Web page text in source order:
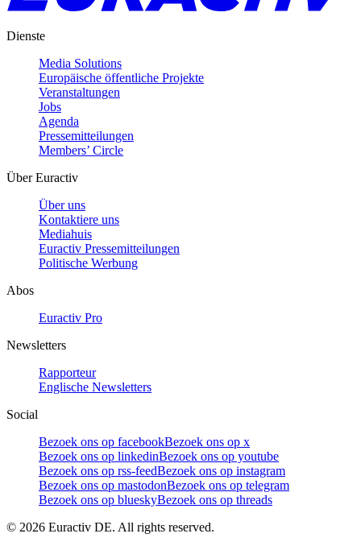
Dienste
Media Solutions
Europäische öffentliche Projekte
Veranstaltungen
Jobs
Agenda
Pressemitteilungen
Members’ Circle
Über Euractiv
Über uns
Kontaktiere uns
Mediahuis
Euractiv Pressemitteilungen
Politische Werbung
Abos
Euractiv Pro
Newsletters
Rapporteur
Englische Newsletters
Social
Bezoek ons op facebookBezoek ons op x
Bezoek ons op linkedinBezoek ons op youtube
Bezoek ons op rss-feedBezoek ons op instagram
Bezoek ons op mastodonBezoek ons op telegram
Bezoek ons op blueskyBezoek ons op threads
© 2026 Euractiv DE. All rights reserved.